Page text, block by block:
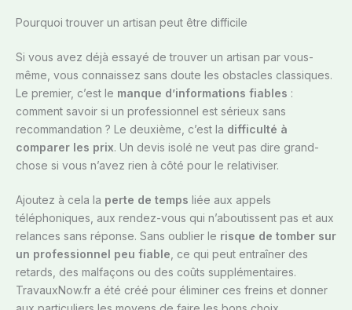
Pourquoi trouver un artisan peut être difficile
Si vous avez déjà essayé de trouver un artisan par vous-
même, vous connaissez sans doute les obstacles classiques.
Le premier, c’est le manque d’informations fiables :
comment savoir si un professionnel est sérieux sans
recommandation ? Le deuxième, c’est la difficulté à
comparer les prix. Un devis isolé ne veut pas dire grand-
chose si vous n’avez rien à côté pour le relativiser.
Ajoutez à cela la perte de temps liée aux appels
téléphoniques, aux rendez-vous qui n’aboutissent pas et aux
relances sans réponse. Sans oublier le risque de tomber sur
un professionnel peu fiable , ce qui peut entraîner des
retards, des malfaçons ou des coûts supplémentaires.
TravauxNow.fr a été créé pour éliminer ces freins et donner